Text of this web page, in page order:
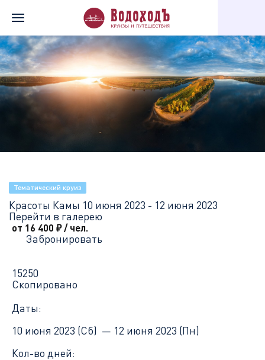
Тематический круиз
Красоты Камы 10 июня 2023 - 12 июня 2023
Перейти в галерею
от 16 400 ₽/ чел.
Забронировать
15250
Скопировано
Даты:
10 июня 2023 (Сб) — 12 июня 2023 (Пн)
Кол-во дней: